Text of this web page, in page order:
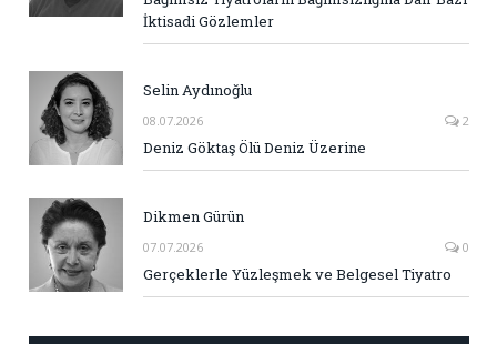
İktisadi Gözlemler
Selin Aydınoğlu
08.07.2026 2
Deniz Göktaş Ölü Deniz Üzerine
Dikmen Gürün
07.07.2026 0
Gerçeklerle Yüzleşmek ve Belgesel Tiyatro